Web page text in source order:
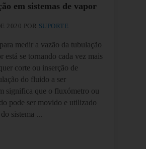
em sistemas de vapor
2020 POR SUPORTE
medir a vazão da tubulação
está se tornando cada vez mais
corte ou inserção de
do fluido a ser
significa que o fluxómetro ou
pode ser movido e utilizado
sistema ...
som para medir a vazão da tubulação em